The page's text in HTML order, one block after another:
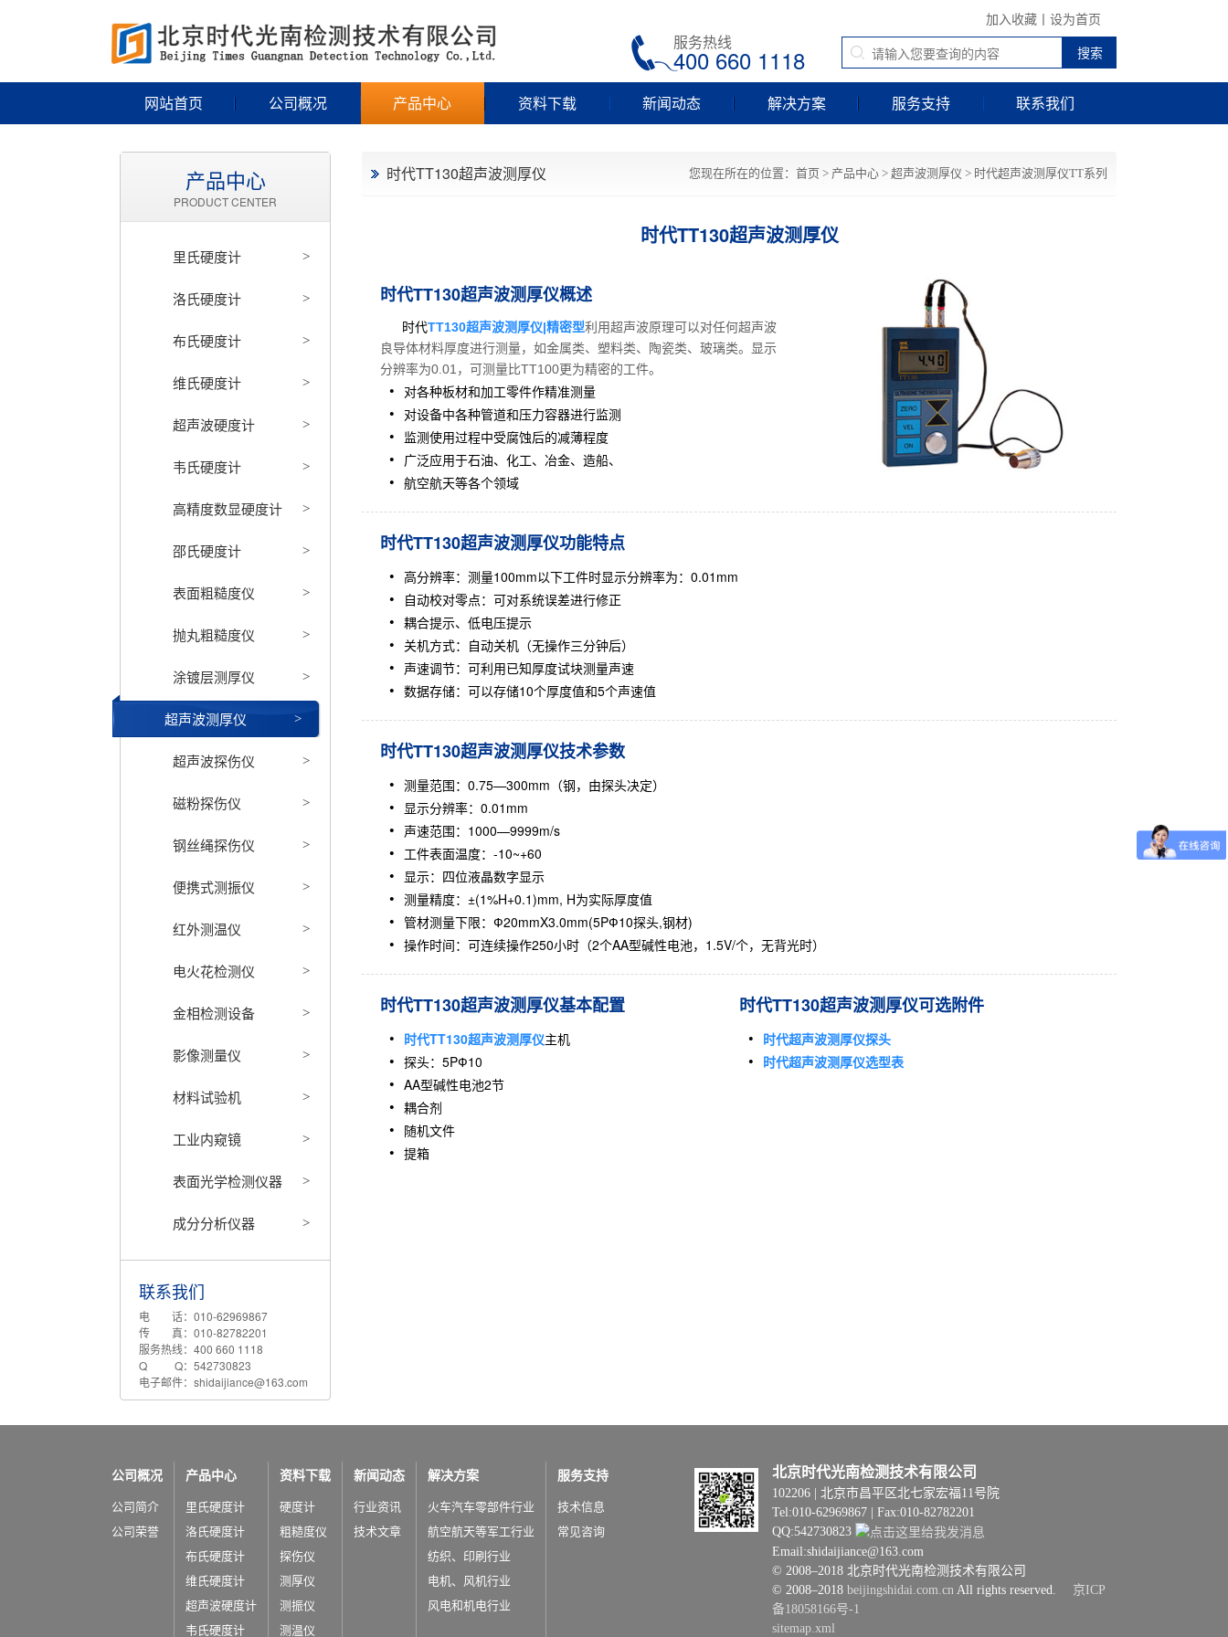
加入收藏 丨 设为首页
服务热线
400 660 1118
网站首页 公司概况 产品中心 资料下载 新闻动态 解决方案 服务支持 联系我们
时代TT130超声波测厚仪 您现在所在的位置： 首页 > 产品中心 > 超声波测厚仪 > 时代超声波测厚仪TT系列
时代TT130超声波测厚仪
时代TT130超声波测厚仪概述
时代TT130超声波测厚仪|精密型利用超声波原理可以对任何超声波
良导体材料厚度进行测量，如金属类、塑料类、陶瓷类、玻璃类。显示
分辨率为0.01，可测量比TT100更为精密的工件。
对各种板材和加工零件作精准测量
对设备中各种管道和压力容器进行监测
监测使用过程中受腐蚀后的减薄程度
广泛应用于石油、化工、冶金、造船、
航空航天等各个领域
时代TT130超声波测厚仪功能特点
高分辨率：测量100mm以下工件时显示分辨率为：0.01mm
自动校对零点：可对系统误差进行修正
耦合提示、低电压提示
关机方式：自动关机（无操作三分钟后）
声速调节：可利用已知厚度试块测量声速
数据存储：可以存储10个厚度值和5个声速值
时代TT130超声波测厚仪技术参数
测量范围：0.75—300mm（钢，由探头决定）
显示分辨率：0.01mm
声速范围：1000—9999m/s
工件表面温度：-10~+60
显示：四位液晶数字显示
测量精度：±(1%H+0.1)mm, H为实际厚度值
管材测量下限：Ф20mmX3.0mm(5PФ10探头,钢材)
操作时间：可连续操作250小时（2个AA型碱性电池，1.5V/个，无背光时）
时代TT130超声波测厚仪基本配置
时代TT130超声波测厚仪主机
探头：5PФ10
AA型碱性电池2节
耦合剂
随机文件
提箱
时代TT130超声波测厚仪可选附件
时代超声波测厚仪探头
时代超声波测厚仪选型表
产品中心
PRODUCT CENTER
里氏硬度计 >
洛氏硬度计 >
布氏硬度计 >
维氏硬度计 >
超声波硬度计 >
韦氏硬度计 >
高精度数显硬度计 >
邵氏硬度计 >
表面粗糙度仪 >
抛丸粗糙度仪 >
涂镀层测厚仪 >
超声波测厚仪 >
超声波探伤仪 >
磁粉探伤仪 >
钢丝绳探伤仪 >
便携式测振仪 >
红外测温仪 >
电火花检测仪 >
金相检测设备 >
影像测量仪 >
材料试验机 >
工业内窥镜 >
表面光学检测仪器 >
成分分析仪器 >
联系我们
电 话：010-62969867
传 真：010-82782201
服务热线：400 660 1118
Q Q：542730823
电子邮件：shidaijiance@163.com
公司概况
公司简介
公司荣誉
产品中心
里氏硬度计
洛氏硬度计
布氏硬度计
维氏硬度计
超声波硬度计
韦氏硬度计
资料下载
硬度计
粗糙度仪
探伤仪
测厚仪
测振仪
测温仪
新闻动态
行业资讯
技术文章
解决方案
火车汽车零部件行业
航空航天等军工行业
纺织、印刷行业
电机、风机行业
风电和机电行业
服务支持
技术信息
常见咨询
北京时代光南检测技术有限公司
102206 | 北京市昌平区北七家宏福11号院
Tel:010-62969867 | Fax:010-82782201
QQ:542730823
Email:shidaijiance@163.com
© 2008–2018 北京时代光南检测技术有限公司
© 2008–2018 beijingshidai.com.cn All rights reserved. 京ICP
备18058166号-1
sitemap.xml